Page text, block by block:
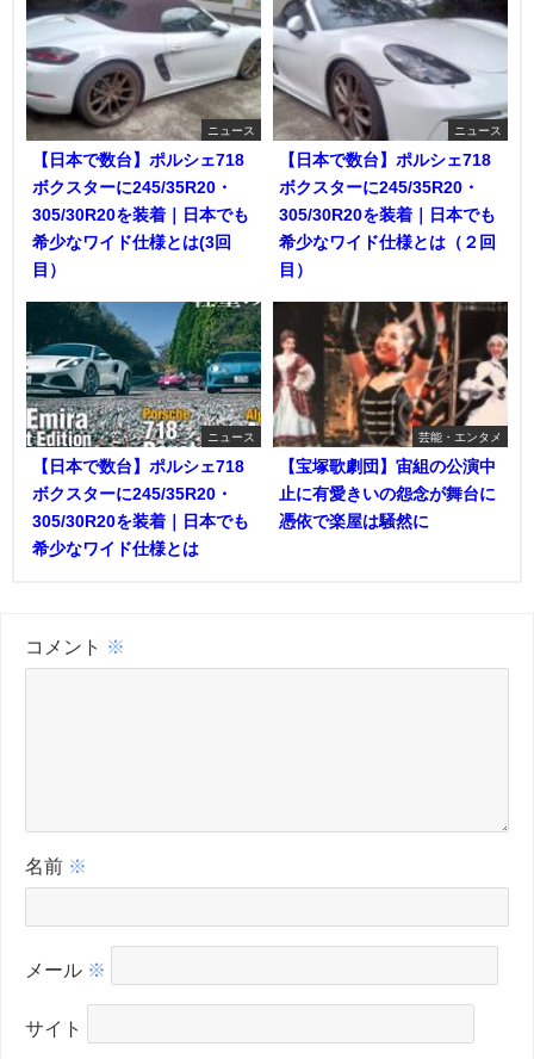
ニュース
【日本で数台】ポルシェ718
ボクスターに245/35R20・
305/30R20を装着｜日本でも
希少なワイド仕様とは(3回
目）
ニュース
【日本で数台】ポルシェ718
ボクスターに245/35R20・
305/30R20を装着｜日本でも
希少なワイド仕様とは（２回
目）
ニュース
【日本で数台】ポルシェ718
ボクスターに245/35R20・
305/30R20を装着｜日本でも
希少なワイド仕様とは
芸能・エンタメ
【宝塚歌劇団】宙組の公演中
止に有愛きいの怨念が舞台に
憑依で楽屋は騒然に
コメント ※
名前 ※
メール ※
サイト